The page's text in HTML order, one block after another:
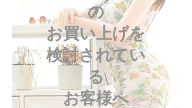
の
お買い上げを
検討されてい
る
お客様へ